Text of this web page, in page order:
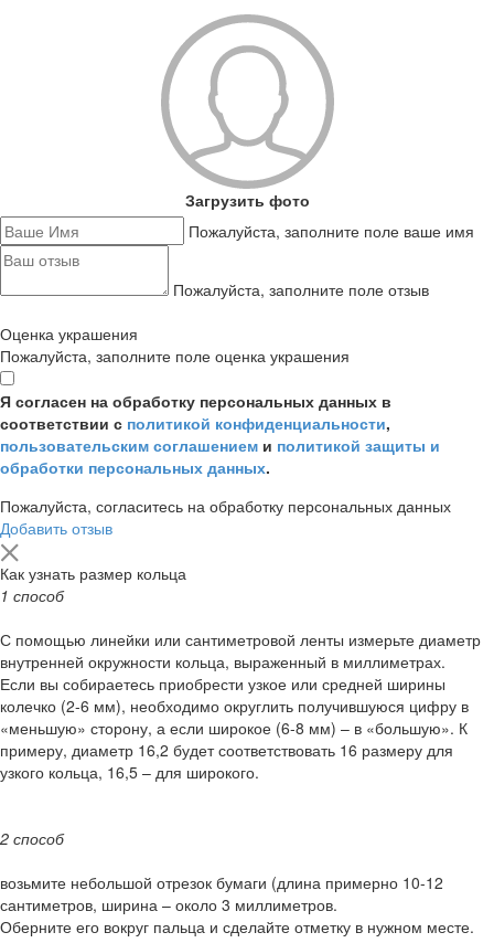
Загрузить фото
Пожалуйста, заполните поле ваше имя
Пожалуйста, заполните поле отзыв
Оценка украшения
Пожалуйста, заполните поле оценка украшения
Я согласен на обработку персональных данных в
соответствии с политикой конфиденциальности,
пользовательским соглашением и политикой защиты и
обработки персональных данных.
Пожалуйста, согласитесь на обработку персональных данных
Добавить отзыв
Как узнать размер кольца
1 способ
С помощью линейки или сантиметровой ленты измерьте диаметр
внутренней окружности кольца, выраженный в миллиметрах.
Если вы собираетесь приобрести узкое или средней ширины
колечко (2-6 мм), необходимо округлить получившуюся цифру в
«меньшую» сторону, а если широкое (6-8 мм) – в «большую». К
примеру, диаметр 16,2 будет соответствовать 16 размеру для
узкого кольца, 16,5 – для широкого.
2 способ
возьмите небольшой отрезок бумаги (длина примерно 10-12
сантиметров, ширина – около 3 миллиметров.
Оберните его вокруг пальца и сделайте отметку в нужном месте.